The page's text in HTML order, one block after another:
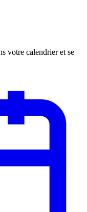
votre calendrier et se